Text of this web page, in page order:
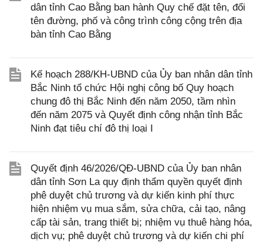
dân tỉnh Cao Bằng ban hành Quy chế đặt tên, đổi
tên đường, phố và công trình công cộng trên địa
bàn tỉnh Cao Bằng
Kế hoạch 288/KH-UBND của Ủy ban nhân dân tỉnh
Bắc Ninh tổ chức Hội nghị công bố Quy hoạch
chung đô thị Bắc Ninh đến năm 2050, tầm nhìn
đến năm 2075 và Quyết định công nhận tỉnh Bắc
Ninh đạt tiêu chí đô thị loại I
Quyết định 46/2026/QĐ-UBND của Ủy ban nhân
dân tỉnh Sơn La quy định thẩm quyền quyết định
phê duyệt chủ trương và dự kiến kinh phí thực
hiện nhiệm vụ mua sắm, sửa chữa, cải tạo, nâng
cấp tài sản, trang thiết bị; nhiệm vụ thuê hàng hóa,
dịch vụ; phê duyệt chủ trương và dự kiến chi phí